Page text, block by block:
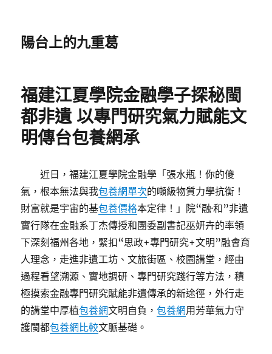
陽台上的九重葛
福建江夏學院金融學子探秘閩
都非遺 以專門研究氣力賦能文
明傳台包養網承
近日，福建江夏學院金融學「張水瓶！你的傻
氣，根本無法與我包養網單次的噸級物質力學抗衡！
財富就是宇宙的基包養價格本定律！」院“融·和”非遺
實行隊在金融系丁杰傳授和團委副書記巫妍卉的率領
下深刻福州各地，緊扣“思政+專門研究+文明”融會育
人理念，走進非遺工坊、文旅街區、校園講堂，經由
過程看望溯源、實地調研、專門研究踐行等方法，積
極摸索金融專門研究賦能非遺傳承的新途徑，外行走
的講堂中厚植包養網文明自負，包養網用芳華氣力守
護閩都包養網比較文脈基礎。